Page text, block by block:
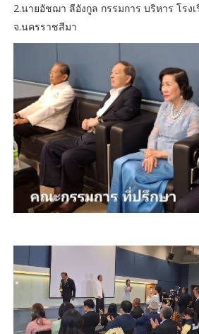
2.นายอัชฌา ลีอังกูล กรรมการ บริหาร โรง
จ.นครราชสีมา